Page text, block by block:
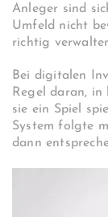
Anleger sind
Umfeld nicht
richtig
Bei digitalen
Regel daran, in
sie ein Spiel
System folgte
dann